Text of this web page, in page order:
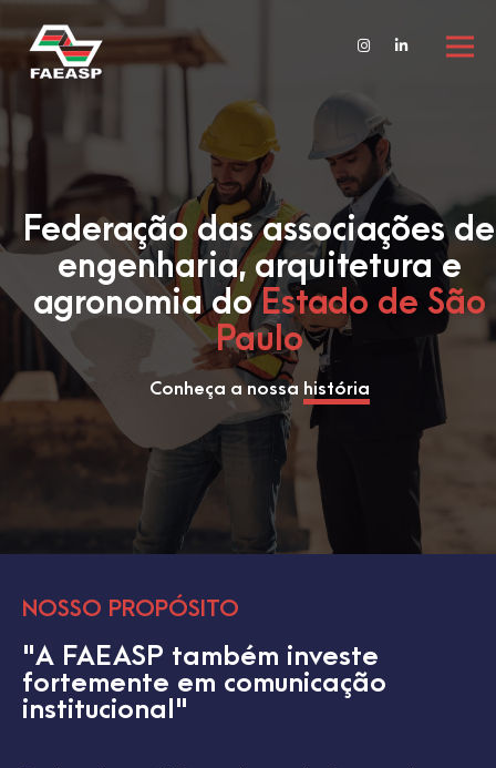
Federação das associações de
engenharia, arquitetura e
agronomia doEstado de São
Paulo
Conheça a nossa história
NOSSO PROPÓSITO
"A FAEASP também investe
fortemente em comunicação
institucional"